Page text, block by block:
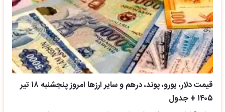
قیمت دلار، یورو، پوند، درهم و سایر ارزها امروز پنجشنبه ۱۸ تیر
۱۴۰۵ + جدول